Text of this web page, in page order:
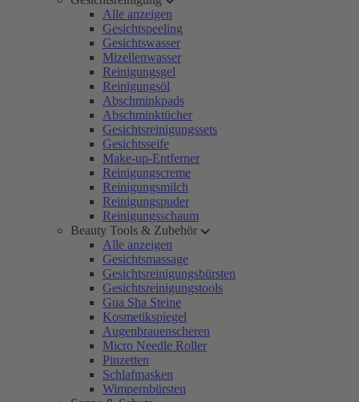
Alle anzeigen
Gesichtspeeling
Gesichtswasser
Mizellenwasser
Reinigungsgel
Reinigungsöl
Abschminkpads
Abschminktücher
Gesichtsreinigungssets
Gesichtsseife
Make-up-Entferner
Reinigungscreme
Reinigungsmilch
Reinigungspuder
Reinigungsschaum
Beauty Tools & Zubehör
Alle anzeigen
Gesichtsmassage
Gesichtsreinigungsbürsten
Gesichtsreinigungstools
Gua Sha Steine
Kosmetikspiegel
Augenbrauenscheren
Micro Needle Roller
Pinzetten
Schlafmasken
Wimpernbürsten